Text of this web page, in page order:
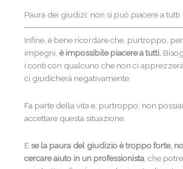
Paura dei giudizi: non si può piacere a tutti
Infine, è bene ricordare che, purtroppo,
impegni, è impossibile piacere a tutti.
i conti con qualcuno che non ci
ci giudicherà negativamente.
Fa parte della vita e, purtroppo, non
accettare questa situazione.
Ese la paura del giudizio è troppo forte,
cercare aiuto in un professionista , che